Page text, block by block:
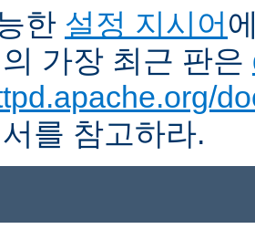
한 설정 지시어
가장 최근 판은
를 참고하라.